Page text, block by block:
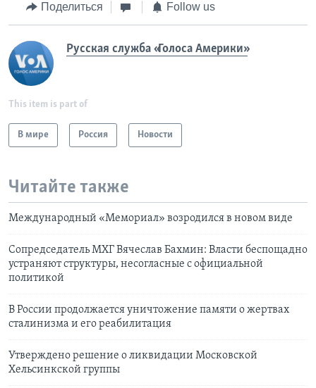
Поделиться Follow us
Русская служба «Голоса Америки»
This item is part of
В мире Россия Новости
Читайте также
Международный «Мемориал» возродился в новом виде
Сопредседатель МХГ Вячеслав Бахмин: Власти беспощадно
устраняют структуры, несогласные с официальной
политикой
В России продолжается уничтожение памяти о жертвах
сталинизма и его реабилитация
Утверждено решение о ликвидации Московской
Хельсинкской группы